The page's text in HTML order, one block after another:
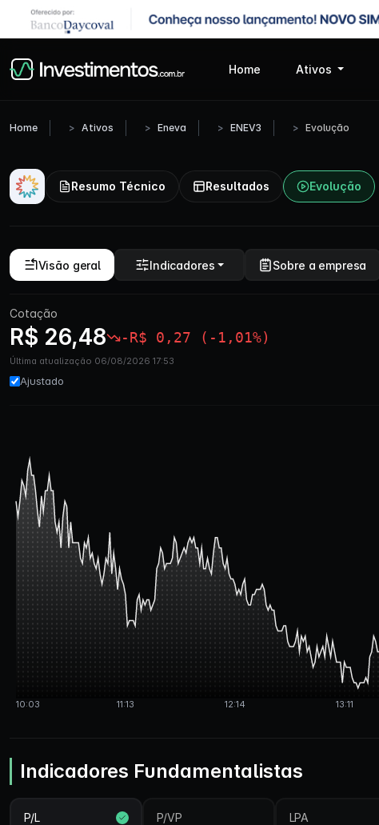
Home Ativos
Home Ativos Eneva ENEV3 Evolução
Resumo Técnico Resultados Evolução
Visão geral Indicadores Sobre a empresa
Cotação
R$ 26,48 -R$ 0,27 (-1,01%)
Última atualização 06/08/2026 17:53
Ajustado
Indicadores Fundamentalistas
P/L P/VP LPA